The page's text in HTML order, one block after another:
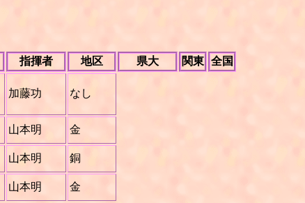
指揮者 地区 県大 関東 全国
加藤功 なし
山本明 金
山本明 銅
山本明 金